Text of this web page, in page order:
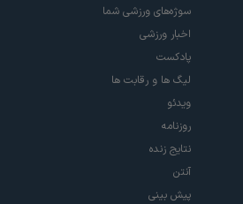
سوژه‌های ورزشی شما
اخبار ورزشی
پادکست
لیگ ها و رقابت ها
ویدئو
روزنامه
نتایج زنده
آنتن
پیش بینی